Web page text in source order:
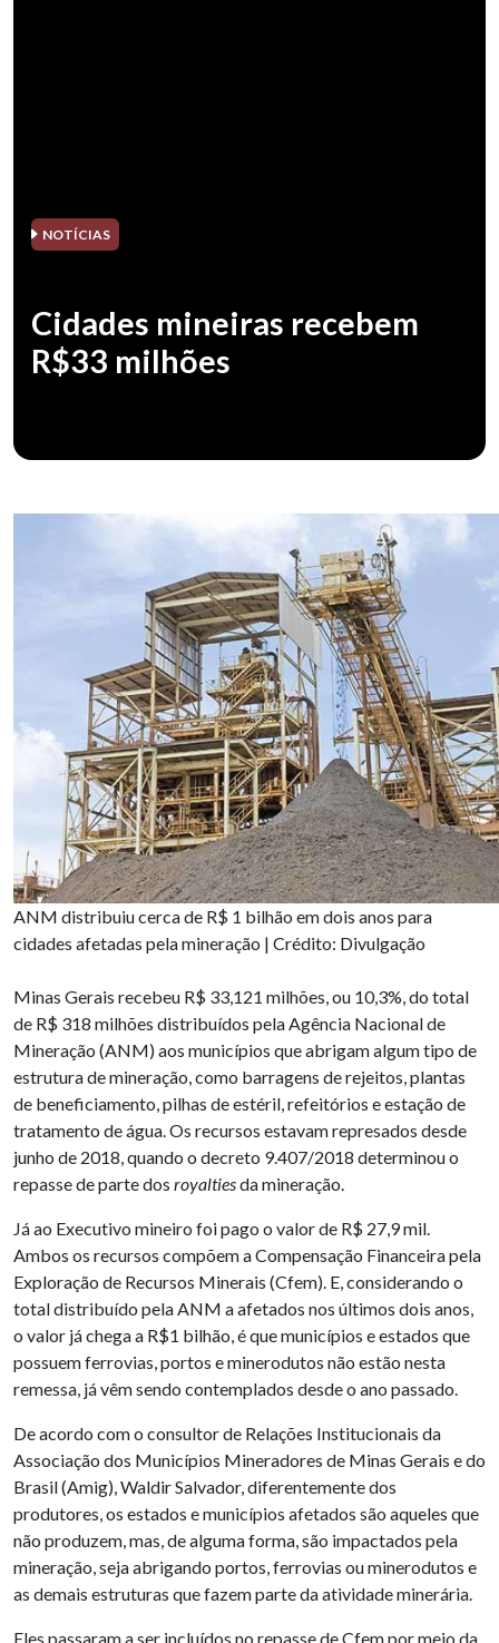
NOTÍCIAS
Cidades mineiras recebem
R$33 milhões
ANM distribuiu cerca de R$ 1 bilhão em dois anos para
cidades afetadas pela mineração | Crédito: Divulgação
Minas Gerais recebeu R$ 33,121 milhões, ou 10,3%, do total
de R$ 318 milhões distribuídos pela Agência Nacional de
Mineração (ANM) aos municípios que abrigam algum tipo de
estrutura de mineração, como barragens de rejeitos, plantas
de beneficiamento, pilhas de estéril, refeitórios e estação de
tratamento de água. Os recursos estavam represados desde
junho de 2018, quando o decreto 9.407/2018 determinou o
repasse de parte dos royaltiesda mineração.
Já ao Executivo mineiro foi pago o valor de R$ 27,9 mil.
Ambos os recursos compõem a Compensação Financeira pela
Exploração de Recursos Minerais (Cfem). E, considerando o
total distribuído pela ANM a afetados nos últimos dois anos,
o valor já chega a R$1 bilhão, é que municípios e estados que
possuem ferrovias, portos e minerodutos não estão nesta
remessa, já vêm sendo contemplados desde o ano passado.
De acordo com o consultor de Relações Institucionais da
Associação dos Municípios Mineradores de Minas Gerais e do
Brasil (Amig), Waldir Salvador, diferentemente dos
produtores, os estados e municípios afetados são aqueles que
não produzem, mas, de alguma forma, são impactados pela
mineração, seja abrigando portos, ferrovias ou minerodutos e
as demais estruturas que fazem parte da atividade minerária.
Eles passaram a ser incluídos no repasse de Cfem por meio da